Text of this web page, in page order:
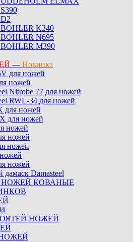
K340
N695
M390
— Новинка
для ножей
ножей
Nitrobe 77 для ножей
RWL-34 для ножей
для ножей
для ножей
ножей
ножей
ножей
ножей
Damasteel
НОЖЕЙ КОВАНЫЕ
НОЖЕЙ